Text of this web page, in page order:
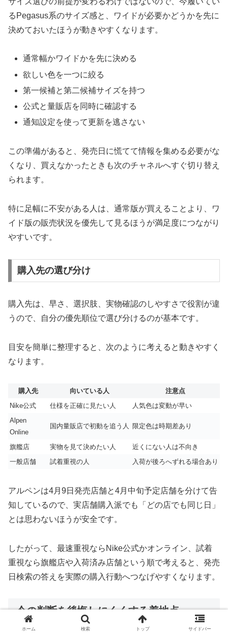
るPegasus系のサイズ感と、ワイドが必要かどうかを先に
決めておいたほうが動きやすくなります。
通常幅かワイドかを先に決める
欲しい色を一つに絞る
第一候補と第二候補サイズを持つ
公式と量販店を同時に確認する
通知設定を使って更新を逃さない
この準備があると、発売日に慌てて情報を集める必要がな
くなり、買えなかったときも次のチャネルへすぐ切り替え
られます。
特に足幅に不安がある人は、通常版が買えることより、ワ
イド版の販売状況を優先して見るほうが満足度につながり
やすいです。
購入先の選び分け
購入先は、早さ、選択肢、実物確認のしやすさで役割が違
うので、自分の優先順位で選び分けるのが基本です。
目安を簡単に整理すると、次のように考えると動きやすく
なります。
購入先 向いている人
注意点
Nike公式
仕様を正確に見たい人
人気色は変動が早い
Alpen
Online
国内量販店で初動を追う人 限定色は時期差あり
旗艦店 実物を見て決めたい人
近くにない人は不向き
一般店舗
試着重視の人 入荷が後ろへずれる場合あり
アルペンは4月9日発売店舗と4月中旬予定店舗を分けて告
知しているので、実店舗購入派でも「どの店でも同じ日」
とは思わないほうが安全です。
したがって、最速重視ならNike公式かオンライン、試着
重視なら旗艦店や入荷済み店舗という順で考えると、発売
日検索の答えを実際の購入行動へつなげやすくなります。
今の判断を後悔しにくくする着地点
ホーム 検索 トップ サイドバー